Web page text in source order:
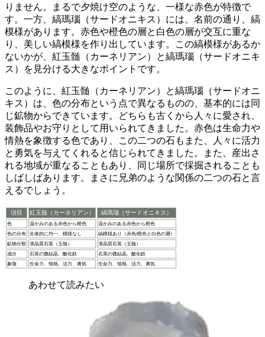
りません。まるで夕焼け空のような、一様な赤色が特徴で
す。一方、縞瑪瑙（サードオニキス）には、名前の通り、 縞
模様があります。赤色や橙色の層と白色の層が交互に重な
り、美しい縞模様を作り出しています。この縞模様があるか
ないかが、紅玉髄（カーネリアン）と縞瑪瑙（サードオニキ
ス）を見分ける大きなポイントです。
このように、 紅玉髄（カーネリアン）と縞瑪瑙（サードオニ
キス）は、色の分布という点で異なる ものの、基本的には同
じ鉱物からできています。どちらも古くから人々に愛され、
装飾品やお守りとして用いられてきました。赤色は生命力や
情熱を象徴する色であり、この二つの石もまた、人々に活力
と勇気を与えてくれると信じられてきました。また、 産出さ
れる地域が重なる こともあり、同じ場所で採掘されることも
しばしばあります。まさに兄弟のような関係の二つの石と言
えるでしょう。
項目 紅玉髄（カーネリアン） 縞瑪瑙（サードオニキス）
色 温かみのある赤色から橙色
温かみのある赤色から橙色
色の分布
全体的に均一、模様なし
縞模様あり（赤色/橙色と白色の層）
鉱物分類
潜晶質石英（玉髄）
潜晶質石英（玉髄）
成分
石英の微結晶、酸化鉄
石英の微結晶、酸化鉄
象徴
生命力、情熱、活力、勇気 生命力、情熱、活力、勇気
あわせて読みたい